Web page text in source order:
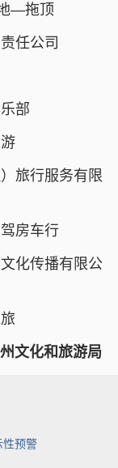
—拖顶
任公司
部
旅行服务有限
房车行
化传播有限公
文化和旅游局
预警